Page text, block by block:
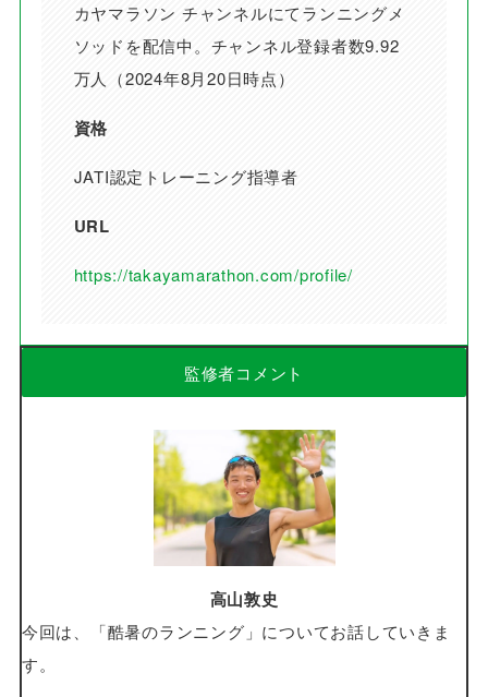
カヤマラソン チャンネルにてランニングメ
ソッドを配信中。チャンネル登録者数9.92
万人（2024年8月20日時点）
資格
JATI認定トレーニング指導者
URL
https://takayamarathon.com/profile/
監修者コメント
高山敦史
今回は、「酷暑のランニング」についてお話していきま
す。